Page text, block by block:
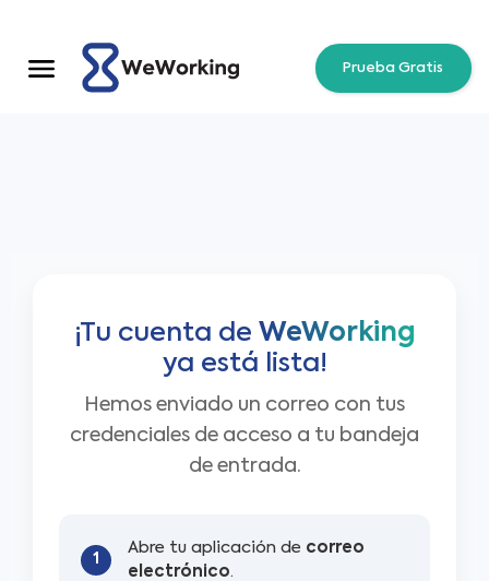
Prueba Gratis
¡Tu cuenta de WeWorking
ya está lista!
Hemos enviado un correo con tus
credenciales de acceso a tu bandeja
de entrada.
1
Abre tu aplicación de correo
electrónico.